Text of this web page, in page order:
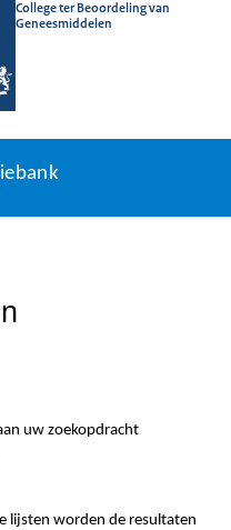
College ter Beoordeling van
Geneesmiddelen
uw zoekopdracht
lijsten worden de resultaten